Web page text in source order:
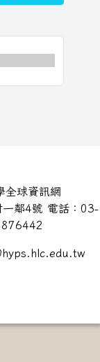
全球資訊網
鄰4號 電話：03-